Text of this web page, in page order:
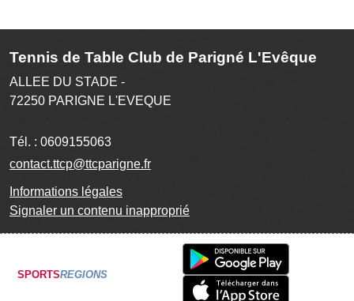
Tennis de Table Club de Parigné L'Evêque
ALLEE DU STADE -
72250 PARIGNE L'EVEQUE
Tél. : 0609155063
contact.ttcp@ttcparigne.fr
Informations légales
Signaler un contenu inapproprié
SPORTSREGIONS